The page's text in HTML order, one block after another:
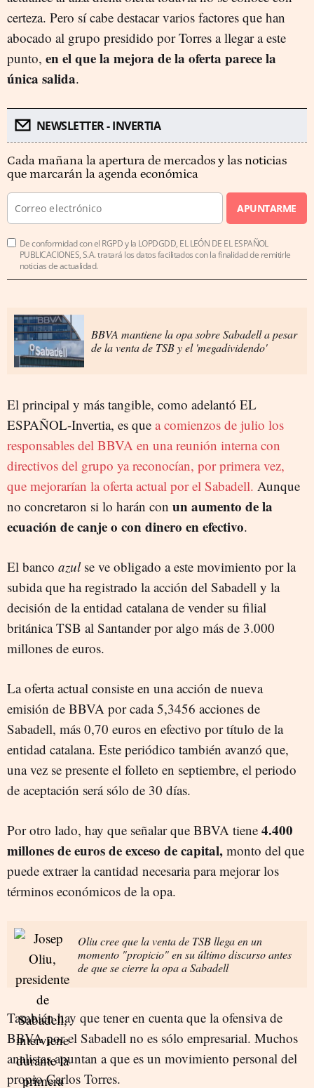
certeza. Pero sí cabe destacar varios factores que han
abocado al grupo presidido por Torres a llegar a este
punto, en el que la mejora de la oferta parece la
única salida.
NEWSLETTER - INVERTIA
Cada mañana la apertura de mercados y las noticias
que marcarán la agenda económica
APUNTARME
De conformidad con el RGPD y la LOPDGDD, EL LEÓN DE EL ESPAÑOL
PUBLICACIONES, S.A. tratará los datos facilitados con la finalidad de remitirle
noticias de actualidad.
BBVA mantiene la opa sobre Sabadell a pesar
de la venta de TSB y el 'megadividendo'
El principal y más tangible, como adelantó EL
ESPAÑOL-Invertia, es que a comienzos de julio los
responsables del BBVA en una reunión interna con
directivos del grupo ya reconocían, por primera vez,
que mejorarían la oferta actual por el Sabadell. Aunque
no concretaron si lo harán con un aumento de la
ecuación de canje o con dinero en efectivo.
El banco azulse ve obligado a este movimiento por la
subida que ha registrado la acción del Sabadell y la
decisión de la entidad catalana de vender su filial
británica TSB al Santander por algo más de 3.000
millones de euros.
La oferta actual consiste en una acción de nueva
emisión de BBVA por cada 5,3456 acciones de
Sabadell, más 0,70 euros en efectivo por título de la
entidad catalana. Este periódico también avanzó que,
una vez se presente el folleto en septiembre, el periodo
de aceptación será sólo de 30 días.
Por otro lado, hay que señalar que BBVA tiene 4.400
millones de euros de exceso de capital, monto del que
puede extraer la cantidad necesaria para mejorar los
términos económicos de la opa.
Oliu cree que la venta de TSB llega en un
momento "propicio" en su último discurso antes
de que se cierre la opa a Sabadell
También hay que tener en cuenta que la ofensiva de
BBVA por el Sabadell no es sólo empresarial. Muchos
analistas apuntan a que es un movimiento personal del
propio Carlos Torres.